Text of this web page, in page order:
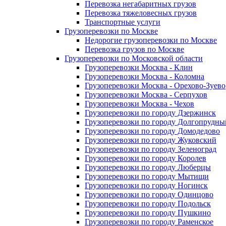
Перевозка негабаритных грузов
Перевозка тяжеловесных грузов
Транспортные услуги
Грузоперевозки по Москве
Недорогие грузоперевозки по Москве
Перевозка грузов по Москве
Грузоперевозки по Московской области
Грузоперевозки Москва - Клин
Грузоперевозки Москва - Коломна
Грузоперевозки Москва - Орехово-Зуево
Грузоперевозки Москва - Серпухов
Грузоперевозки Москва - Чехов
Грузоперевозки по городу Дзержинск
Грузоперевозки по городу
Грузоперевозки по городу Домодедово
Грузоперевозки по городу Жуковский
Грузоперевозки по городу Зеленоград
Грузоперевозки по городу Королев
Грузоперевозки по городу Люберцы
Грузоперевозки по городу Мытищи
Грузоперевозки по городу Ногинск
Грузоперевозки по городу Одинцово
Грузоперевозки по городу Подольск
Грузоперевозки по городу Пушкино
Грузоперевозки по городу Раменское